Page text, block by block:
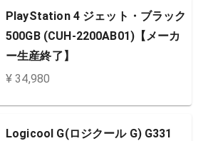
PlayStation 4 ジェット・ブラック
500GB (CUH-2200AB01)【メーカ
ー生産終了】
¥ 34,980
Logicool G(ロジクール G) G331